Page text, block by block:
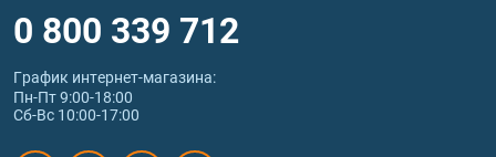
0 800 339 712
График интернет‑магазина:
Пн-Пт 9:00-18:00
Сб-Вс 10:00-17:00